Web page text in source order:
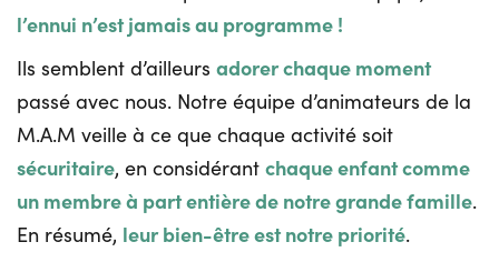
l’ennui n’est jamais au programme !
Ils semblent d’ailleurs adorer chaque moment
passé avec nous. Notre équipe d’animateurs de la
M.A.M veille à ce que chaque activité soit
sécuritaire, en considérant chaque enfant comme
un membre à part entière de notre grande famille.
En résumé, leur bien-être est notre priorité.